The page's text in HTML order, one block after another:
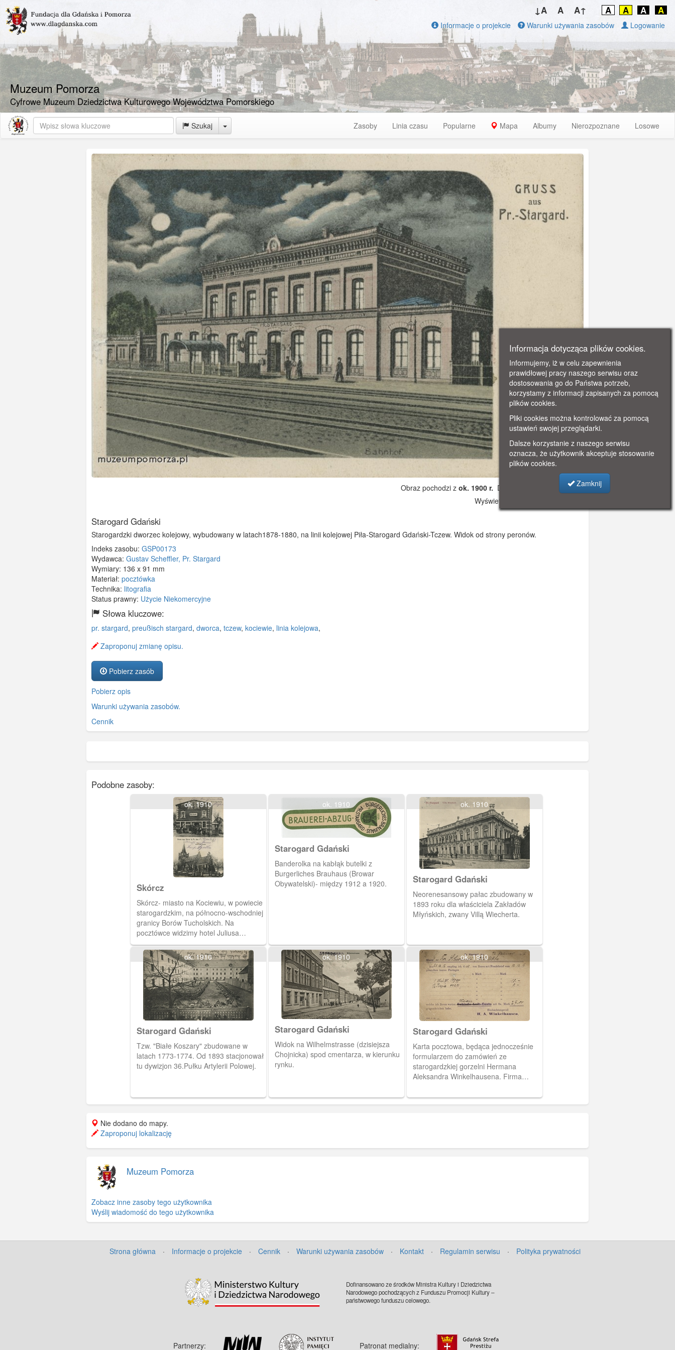
Muzeum Pomorza
Cyfrowe Muzeum Dziedzictwa Kulturowego Województwa Pomorskiego
↓A A A↑ A A A A
Informacje o projekcie Warunki używania zasobów Logowanie
Szukaj Toggle Dropdown Zasoby Linia czasu Popularne Mapa Albumy Nierozpoznane Losowe
Obraz pochodzi z ok. 1900 r. Dodano: 2019-10-19 17:52
Wyświetlono: 3368
Starogard Gdański
Starogardzki dworzec kolejowy, wybudowany w latach1878-1880, na linii kolejowej Piła-Starogard Gdański-Tczew. Widok od strony peronów.
Indeks zasobu: GSP00173
Wydawca: Gustav Scheffler, Pr. Stargard
Wymiary: 136 x 91 mm
Materiał: pocztówka
Technika: litografia
Status prawny: Użycie Niekomercyjne
Słowa kluczowe:
pr. stargard, preußisch stargard, dworca, tczew, kociewie, linia kolejowa,
Zaproponuj zmianę opisu.
Pobierz zasób
Pobierz opis
Warunki używania zasobów.
Cennik
Podobne zasoby:
ok. 1910
Skórcz
Skórcz- miasto na Kociewiu, w powiecie
starogardzkim, na północno-wschodniej
granicy Borów Tucholskich. Na
pocztówce widzimy hotel Juliusa
Sgoddy i kościół katolicki z XIV wieku
(rozbudowany w wieku XVII).
ok. 1910
Starogard Gdański
Banderolka na kabłąk butelki z
Burgerliches Brauhaus (Browar
Obywatelski)- między 1912 a 1920.
ok. 1910
Starogard Gdański
Neorenesansowy pałac zbudowany w
1893 roku dla właściciela Zakładów
Młyńskich, zwany Villą Wiecherta.
ok. 1910
Starogard Gdański
Tzw. "Białe Koszary" zbudowane w
latach 1773-1774. Od 1893 stacjonował
tu dywizjon 36.Pułku Artylerii Polowej.
ok. 1910
Starogard Gdański
Widok na Wilhelmstrasse (dzisiejsza
Chojnicka) spod cmentarza, w kierunku
rynku.
ok. 1910
Starogard Gdański
Karta pocztowa, będąca jednocześnie
formularzem do zamówień ze
starogardzkiej gorzelni Hermana
Aleksandra Winkelhausena. Firma
gatunkowych, winiaków i koniaków.
Nie dodano do mapy.
Zaproponuj lokalizację
Muzeum Pomorza
Zobacz inne zasoby tego użytkownika
Wyślij wiadomość do tego użytkownika
Strona główna · Informacje o projekcie · Cennik · Warunki używania zasobów · Kontakt · Regulamin serwisu · Polityka prywatności
Dofinansowano ze środków Ministra Kultury i Dziedzictwa
Narodowego pochodzących z Funduszu Promocji Kultury –
państwowego funduszu celowego.
Partnerzy: Patronat medialny:
Informacja dotycząca plików cookies.
Informujemy, iż w celu zapewnienia
prawidłowej pracy naszego serwisu oraz
dostosowania go do Państwa potrzeb,
korzystamy z informacji zapisanych za pomocą
plików cookies.
Pliki cookies można kontrolować za pomocą
ustawień swojej przeglądarki.
Dalsze korzystanie z naszego serwisu
oznacza, że użytkownik akceptuje stosowanie
plików cookies.
Zamknij